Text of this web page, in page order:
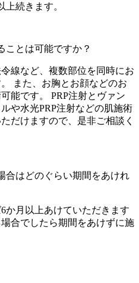
上続きます。
ことは可能ですか？
線など、複数部位を同時にお
また、お胸とお顔などのお
能です。 PRP注射とヴァン
や水光PRP注射などの肌施術
だけますので、是非ご相談く
合はどのぐらい期間をあけれ
か月以上あけていただきます
合でしたら期間をあけずに施